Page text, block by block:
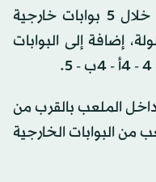
وسيتم استقبال المشجعين من خلال 5 بوابات خارجية
إضافة إلى البوابات
الملعب بالقرب من
من البوابات الخارجية